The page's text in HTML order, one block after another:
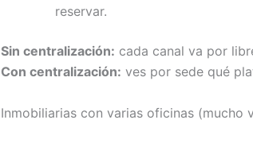
reservar.
Sin centralización: cada canal va por
Con centralización: ves por sede qué
Inmobiliarias con varias oficinas (mucho